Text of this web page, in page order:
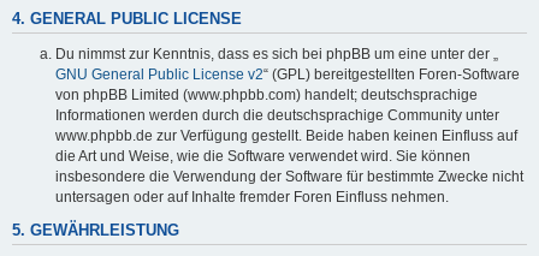
4. GENERAL PUBLIC LICENSE
Du nimmst zur Kenntnis, dass es sich bei phpBB um eine unter der „
GNU General Public License v2“ (GPL) bereitgestellten Foren-Software
von phpBB Limited (www.phpbb.com) handelt; deutschsprachige
Informationen werden durch die deutschsprachige Community unter
www.phpbb.de zur Verfügung gestellt. Beide haben keinen Einfluss auf
die Art und Weise, wie die Software verwendet wird. Sie können
insbesondere die Verwendung der Software für bestimmte Zwecke nicht
untersagen oder auf Inhalte fremder Foren Einfluss nehmen.
5. GEWÄHRLEISTUNG